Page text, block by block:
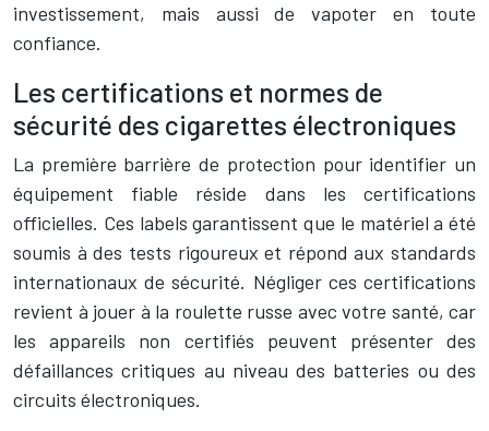
investissement, mais aussi de vapoter en toute
confiance.
Les certifications et normes de
sécurité des cigarettes électroniques
La première barrière de protection pour identifier un
équipement fiable réside dans les certifications
officielles. Ces labels garantissent que le matériel a été
soumis à des tests rigoureux et répond aux standards
internationaux de sécurité. Négliger ces certifications
revient à jouer à la roulette russe avec votre santé, car
les appareils non certifiés peuvent présenter des
défaillances critiques au niveau des batteries ou des
circuits électroniques.